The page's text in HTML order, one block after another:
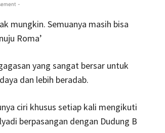
-
mungkin. Semuanya masih bisa
Roma’
yang sangat bersar untuk
dan lebih beradab.
ciri khusus setiap kali mengikuti
berpasangan dengan Dudung B